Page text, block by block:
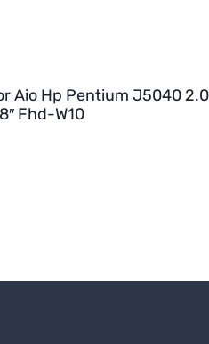
Aio Hp Pentium J5040
Fhd-W10